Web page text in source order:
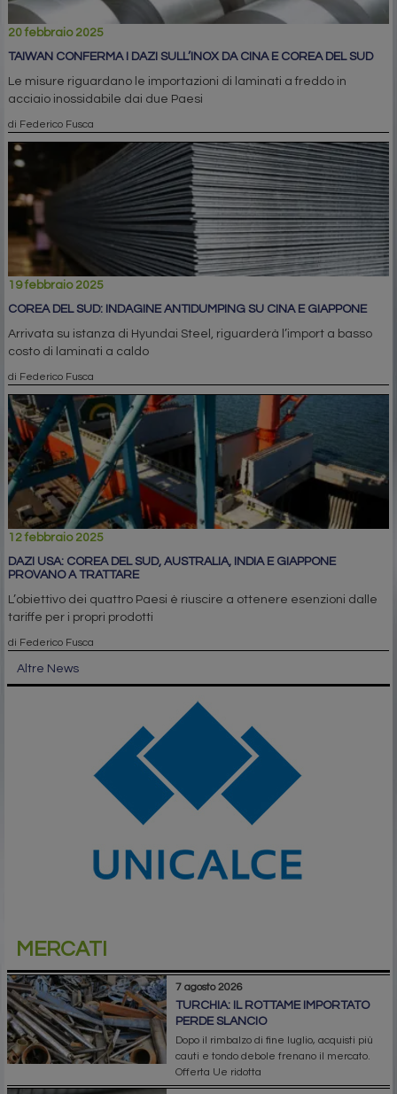
20 febbraio 2025
TAIWAN CONFERMA I DAZI SULL’INOX DA CINA E COREA DEL SUD
Le misure riguardano le importazioni di laminati a freddo in
acciaio inossidabile dai due Paesi
di Federico Fusca
19 febbraio 2025
COREA DEL SUD: INDAGINE ANTIDUMPING SU CINA E GIAPPONE
Arrivata su istanza di Hyundai Steel, riguarderà l’import a basso
costo di laminati a caldo
di Federico Fusca
12 febbraio 2025
DAZI USA: COREA DEL SUD, AUSTRALIA, INDIA E GIAPPONE
PROVANO A TRATTARE
L’obiettivo dei quattro Paesi è riuscire a ottenere esenzioni dalle
tariffe per i propri prodotti
di Federico Fusca
Altre News
MERCATI
7 agosto 2026
TURCHIA: IL ROTTAME IMPORTATO
PERDE SLANCIO
Dopo il rimbalzo di fine luglio, acquisti più
cauti e tondo debole frenano il mercato.
Offerta Ue ridotta